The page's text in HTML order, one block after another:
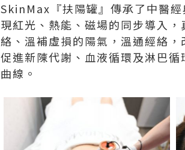
SkinMax 『扶陽罐』傳承了中醫
現紅光、熱能、磁場的同步導入
絡、溫補虛損的陽氣，溫通經絡，
促進新陳代謝、血液循環及淋巴
曲線。